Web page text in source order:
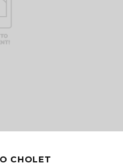
CHOLET